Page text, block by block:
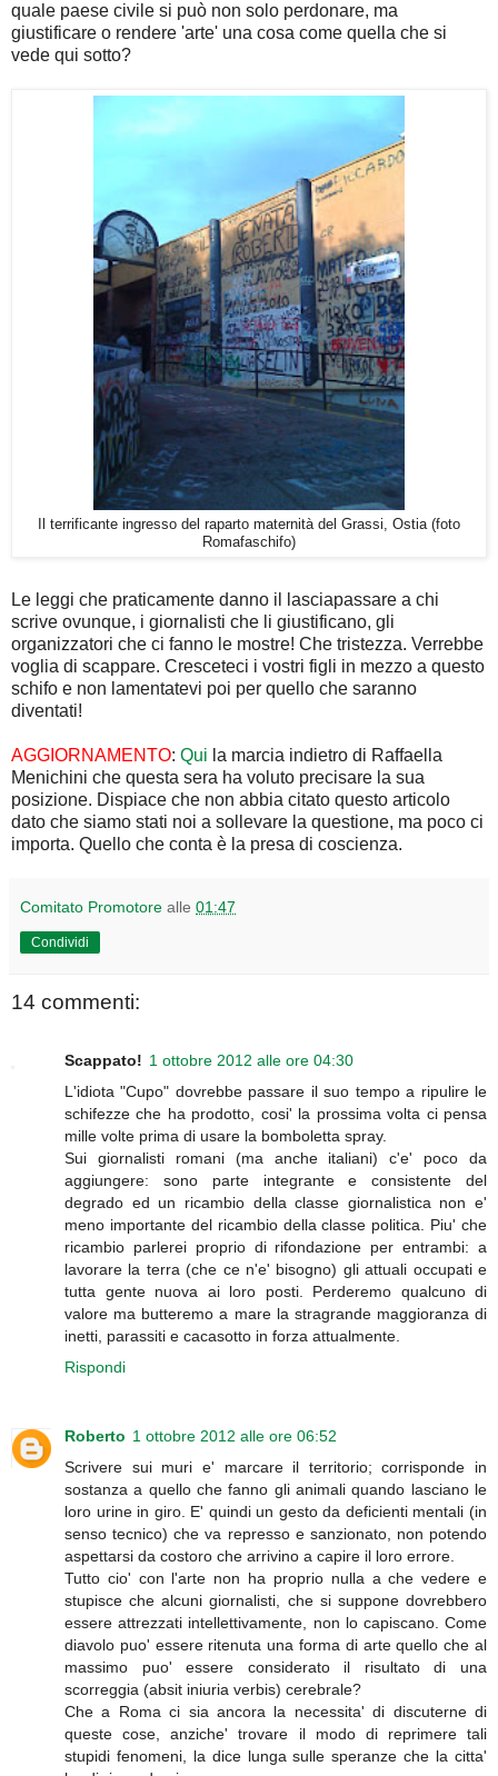
quale paese civile si può non solo perdonare, ma
giustificare o rendere 'arte' una cosa come quella che si
vede qui sotto?
Il terrificante ingresso del raparto maternità del Grassi, Ostia (foto
Romafaschifo)
Le leggi che praticamente danno il lasciapassare a chi
scrive ovunque, i giornalisti che li giustificano, gli
organizzatori che ci fanno le mostre! Che tristezza. Verrebbe
voglia di scappare. Cresceteci i vostri figli in mezzo a questo
schifo e non lamentatevi poi per quello che saranno
diventati!
AGGIORNAMENTO: Qui la marcia indietro di Raffaella
Menichini che questa sera ha voluto precisare la sua
posizione. Dispiace che non abbia citato questo articolo
dato che siamo stati noi a sollevare la questione, ma poco ci
importa. Quello che conta è la presa di coscienza.
Comitato Promotore alle 01:47
Condividi
14 commenti:
Scappato! 1 ottobre 2012 alle ore 04:30
L'idiota "Cupo" dovrebbe passare il suo tempo a ripulire le
schifezze che ha prodotto, cosi' la prossima volta ci pensa
mille volte prima di usare la bomboletta spray.
Sui giornalisti romani (ma anche italiani) c'e' poco da
aggiungere: sono parte integrante e consistente del
degrado ed un ricambio della classe giornalistica non e'
meno importante del ricambio della classe politica. Piu' che
ricambio parlerei proprio di rifondazione per entrambi: a
lavorare la terra (che ce n'e' bisogno) gli attuali occupati e
tutta gente nuova ai loro posti. Perderemo qualcuno di
valore ma butteremo a mare la stragrande maggioranza di
inetti, parassiti e cacasotto in forza attualmente.
Rispondi
Roberto 1 ottobre 2012 alle ore 06:52
Scrivere sui muri e' marcare il territorio; corrisponde in
sostanza a quello che fanno gli animali quando lasciano le
loro urine in giro. E' quindi un gesto da deficienti mentali (in
senso tecnico) che va represso e sanzionato, non potendo
aspettarsi da costoro che arrivino a capire il loro errore.
Tutto cio' con l'arte non ha proprio nulla a che vedere e
stupisce che alcuni giornalisti, che si suppone dovrebbero
essere attrezzati intellettivamente, non lo capiscano. Come
diavolo puo' essere ritenuta una forma di arte quello che al
massimo puo' essere considerato il risultato di una
scorreggia (absit iniuria verbis) cerebrale?
Che a Roma ci sia ancora la necessita' di discuterne di
queste cose, anziche' trovare il modo di reprimere tali
stupidi fenomeni, la dice lunga sulle speranze che la citta'